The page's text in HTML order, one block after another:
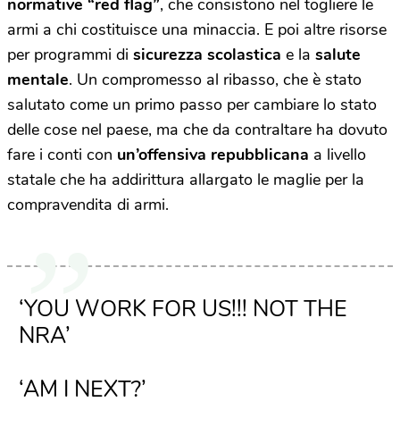
normative “red flag”, che consistono nel togliere le
armi a chi costituisce una minaccia. E poi altre risorse
per programmi di sicurezza scolastica e la salute
mentale. Un compromesso al ribasso, che è stato
salutato come un primo passo per cambiare lo stato
delle cose nel paese, ma che da contraltare ha dovuto
fare i conti con un’offensiva repubblicana a livello
statale che ha addirittura allargato le maglie per la
compravendita di armi.
‘YOU WORK FOR US!!! NOT THE
NRA’
‘AM I NEXT?’